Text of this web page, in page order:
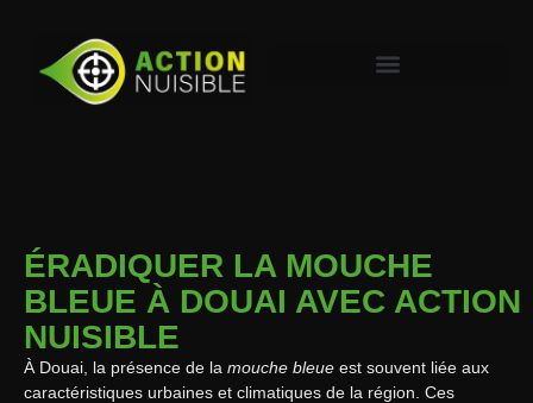
ÉRADIQUER LA MOUCHE
BLEUE À DOUAI AVEC ACTION
NUISIBLE
À Douai, la présence de la mouche bleue est souvent liée aux
caractéristiques urbaines et climatiques de la région. Ces